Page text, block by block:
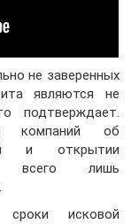
не заверенных
являются не
подтверждает.
компаний об
и открытии
всего лишь
сроки исковой